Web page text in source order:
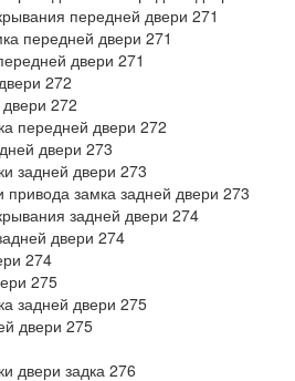
передней двери 271
передней двери 271
двери 271
272
272
передней двери 272
двери 273
задней двери 273
привода замка задней двери 273
задней двери 274
двери 274
274
275
задней двери 275
двери 275
двери задка 276